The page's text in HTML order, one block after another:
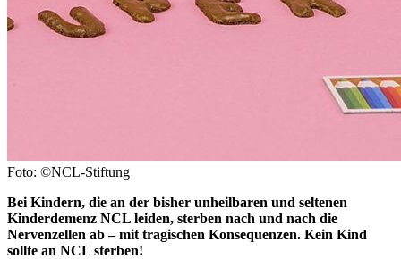
Foto: ©NCL-Stiftung
Bei Kindern, die an der bisher unheilbaren und seltenen
Kinderdemenz NCL leiden, sterben nach und nach die
Nervenzellen ab – mit tragischen Konsequenzen. Kein Kind
sollte an NCL sterben!